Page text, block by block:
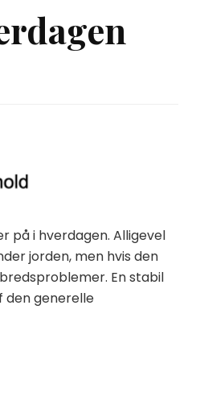
på i hverdagen. Alligevel
jorden, men hvis den
En stabil
den generelle